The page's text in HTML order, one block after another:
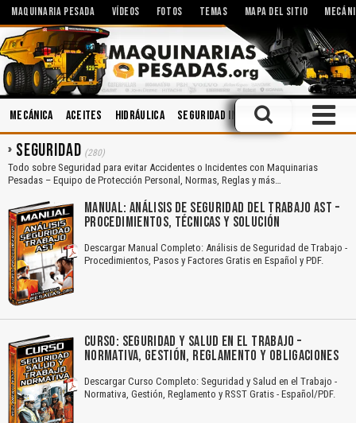
MAQUINARIA PESADA VÍDEOS FOTOS TEMAS MAPA DEL SITIO
Mecánica Aceites Hidráulica Seguridad Industrial Soldadura
SEGURIDAD (280)
Todo sobre Seguridad para evitar Accidentes o Incidentes con Maquinarias
Pesadas – Equipo de Protección Personal, Normas, Reglas y más…
MANUAL: ANÁLISIS DE SEGURIDAD DEL TRABAJO AST –
PROCEDIMIENTOS, TÉCNICAS Y SOLUCIÓN
Descargar Manual Completo: Análisis de Seguridad de Trabajo -
Procedimientos, Pasos y Factores Gratis en Español y PDF.
CURSO: SEGURIDAD Y SALUD EN EL TRABAJO –
NORMATIVA, GESTIÓN, REGLAMENTO Y OBLIGACIONES
Descargar Curso Completo: Seguridad y Salud en el Trabajo -
Normativa, Gestión, Reglamento y RSST Gratis - Español/PDF.